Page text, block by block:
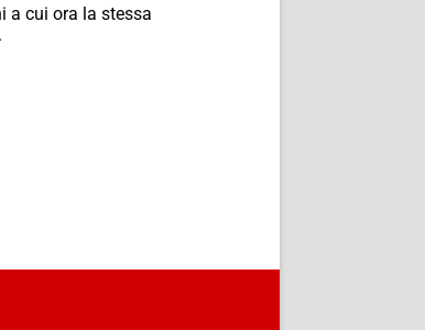
a cui ora la stessa